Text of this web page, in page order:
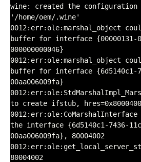
wine: created the
'/home/oem/.wine'
0012:err:ole:marshal_object
buffer for interface {00000131-
000000000046}
0012:err:ole:marshal_object
buffer for interface {6d5140c1-
00aa006009fa}
to create ifstub,
the interface {6d5140c1-7436-
00aa006009fa}, 80004002
80004002